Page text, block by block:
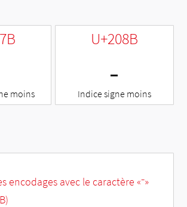
moins
U+208B
₋
Indice signe moins
encodages avec le caractère «⁻»